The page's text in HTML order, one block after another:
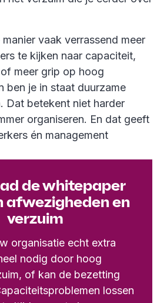
vaak verrassend meer
te kijken naar capaciteit,
meer grip op hoog
ben je in staat duurzame
Dat betekent niet harder
organiseren. En dat geeft
én management
de whitepaper
afwezigheden en
verzuim
organisatie echt extra
nodig door hoog
of kan de bezetting
lossen